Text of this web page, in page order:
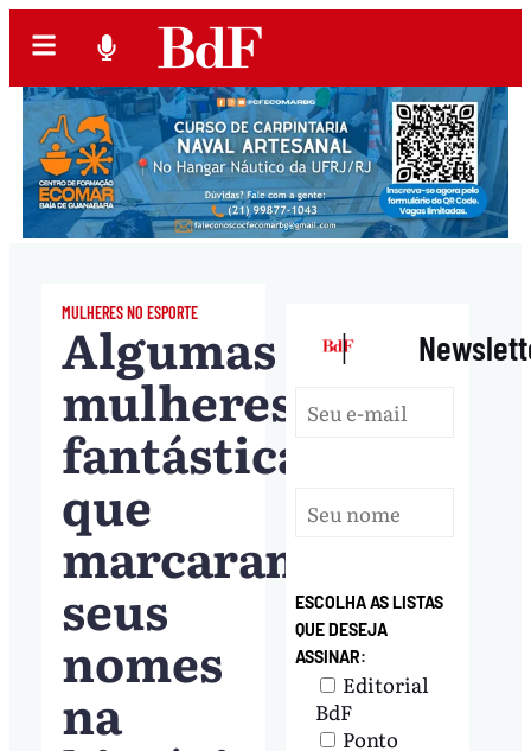
MULHERES NO ESPORTE
Algumas
mulheres
fantásticas
que
marcaram
seus
nomes
na
|
ESCOLHA AS LISTAS
QUE DESEJA
ASSINAR:
Editorial
BdF
Ponto